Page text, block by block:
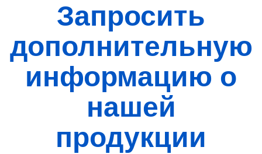
Запросить
дополнительную
информацию о
нашей
продукции